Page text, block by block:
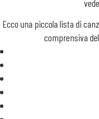
Ecco una piccola lista di
comprensiva